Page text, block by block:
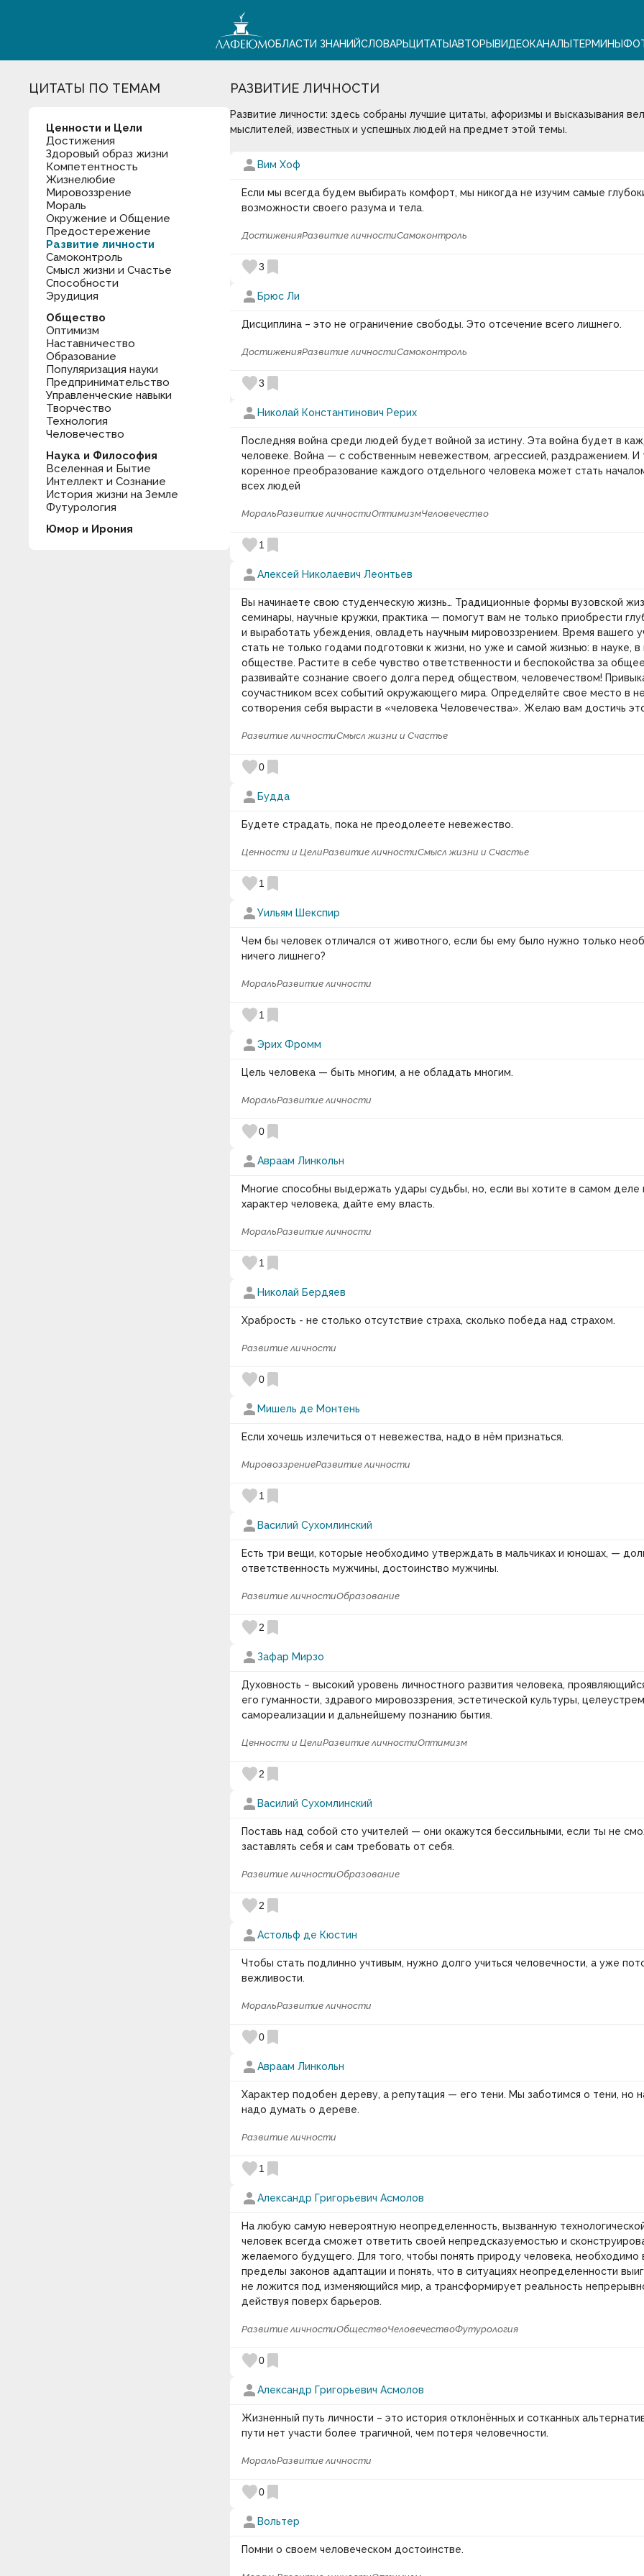
ОБЛАСТИ ЗНАНИЙСЛОВАРЬЦИТАТЫАВТОРЫВИДЕОКАНАЛЫТЕРМИНЫ
ЦИТАТЫ ПО ТЕМАМ
Ценности и Цели
Достижения
Здоровый образ жизни
Компетентность
Жизнелюбие
Мировоззрение
Мораль
Окружение и Общение
Предостережение
Развитие личности
Самоконтроль
Смысл жизни и Счастье
Способности
Эрудиция
Общество
Оптимизм
Наставничество
Образование
Популяризация науки
Предпринимательство
Управленческие навыки
Творчество
Технология
Человечество
Наука и Философия
Вселенная и Бытие
Интеллект и Сознание
История жизни на Земле
Футурология
Юмор и Ирония
РАЗВИТИЕ ЛИЧНОСТИ
Развитие личности: здесь собраны лучшие цитаты, афоризмы и высказывания
мыслителей, известных и успешных людей на предмет этой темы.
person Вим Хоф
Если мы всегда будем выбирать комфорт, мы никогда не изучим самые
возможности своего разума и тела.
ДостиженияРазвитие личностиСамоконтроль
favorite3 bookmark
person Брюс Ли
Дисциплина – это не ограничение свободы. Это отсечение всего лишнего.
ДостиженияРазвитие личностиСамоконтроль
favorite3 bookmark
person Николай Константинович Рерих
Последняя война среди людей будет войной за истину. Эта война будет в
человеке. Война — с собственным невежеством, агрессией, раздражением. И
коренное преобразование каждого отдельного человека может стать
всех людей
МоральРазвитие личностиОптимизмЧеловечество
favorite1 bookmark
personАлексей Николаевич Леонтьев
Вы начинаете свою студенческую жизнь… Традиционные формы вузовской
семинары, научные кружки, практика — помогут вам не только приобрести
и выработать убеждения, овладеть научным мировоззрением. Время вашего
стать не только годами подготовки к жизни, но уже и самой жизнью: в науке,
обществе. Растите в себе чувство ответственности и беспокойства за
развивайте сознание своего долга перед обществом, человечеством!
соучастником всех событий окружающего мира. Определяйте свое место в
сотворения себя вырасти в «человека Человечества». Желаю вам достичь
Развитие личностиСмысл жизни и Счастье
favorite0 bookmark
person Будда
Будете страдать, пока не преодолеете невежество.
Ценности и ЦелиРазвитие личностиСмысл жизни и Счастье
favorite1 bookmark
personУильям Шекспир
Чем бы человек отличался от животного, если бы ему было нужно только
ничего лишнего?
МоральРазвитие личности
favorite1 bookmark
personЭрих Фромм
Цель человека — быть многим, а не обладать многим.
МоральРазвитие личности
favorite0 bookmark
personАвраам Линкольн
Многие способны выдержать удары судьбы, но, если вы хотите в самом деле
характер человека, дайте ему власть.
МоральРазвитие личности
favorite1 bookmark
person Николай Бердяев
Храбрость - не столько отсутствие страха, сколько победа над страхом.
Развитие личности
favorite0 bookmark
person Мишель де Монтень
Если хочешь излечиться от невежества, надо в нём признаться.
МировоззрениеРазвитие личности
favorite1 bookmark
person Василий Сухомлинский
Есть три вещи, которые необходимо утверждать в мальчиках и юношах, —
ответственность мужчины, достоинство мужчины.
Развитие личностиОбразование
favorite2 bookmark
person Зафар Мирзо
Духовность – высокий уровень личностного развития человека,
его гуманности, здравого мировоззрения, эстетической культуры,
самореализации и дальнейшему познанию бытия.
Ценности и ЦелиРазвитие личностиОптимизм
favorite2 bookmark
person Василий Сухомлинский
Поставь над собой сто учителей — они окажутся бессильными, если ты не
заставлять себя и сам требовать от себя.
Развитие личностиОбразование
favorite2 bookmark
personАстольф де Кюстин
Чтобы стать подлинно учтивым, нужно долго учиться человечности, а уже
вежливости.
МоральРазвитие личности
favorite0 bookmark
personАвраам Линкольн
Характер подобен дереву, а репутация — его тени. Мы заботимся о тени, но
надо думать о дереве.
Развитие личности
favorite1 bookmark
personАлександр Григорьевич Асмолов
На любую самую невероятную неопределенность, вызванную
человек всегда сможет ответить своей непредсказуемостью и
желаемого будущего. Для того, чтобы понять природу человека, необходимо
пределы законов адаптации и понять, что в ситуациях неопределенности
не ложится под изменяющийся мир, а трансформирует реальность
действуя поверх барьеров.
Развитие личностиОбществоЧеловечествоФутурология
favorite0 bookmark
personАлександр Григорьевич Асмолов
Жизненный путь личности – это история отклонённых и сотканных
пути нет участи более трагичной, чем потеря человечности.
МоральРазвитие личности
favorite0 bookmark
person Вольтер
Помни о своем человеческом достоинстве.